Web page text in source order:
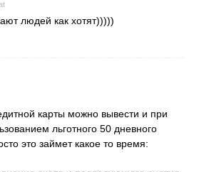
людей как хотят)))))
карты можно вывести и при
льготного 50 дневного
это займет какое то время: